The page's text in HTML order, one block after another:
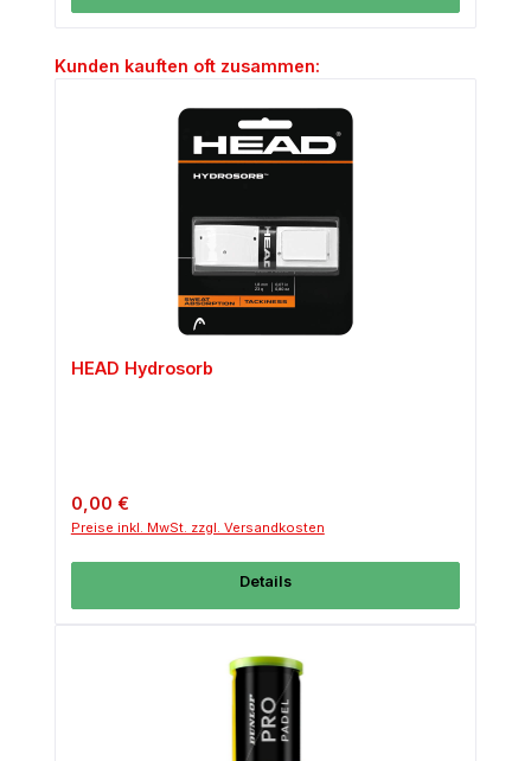
Produktgalerie überspringen
Kunden kauften oft zusammen:
HEAD Hydrosorb
Regulärer Preis:
0,00 €
Preise inkl. MwSt. zzgl. Versandkosten
Details